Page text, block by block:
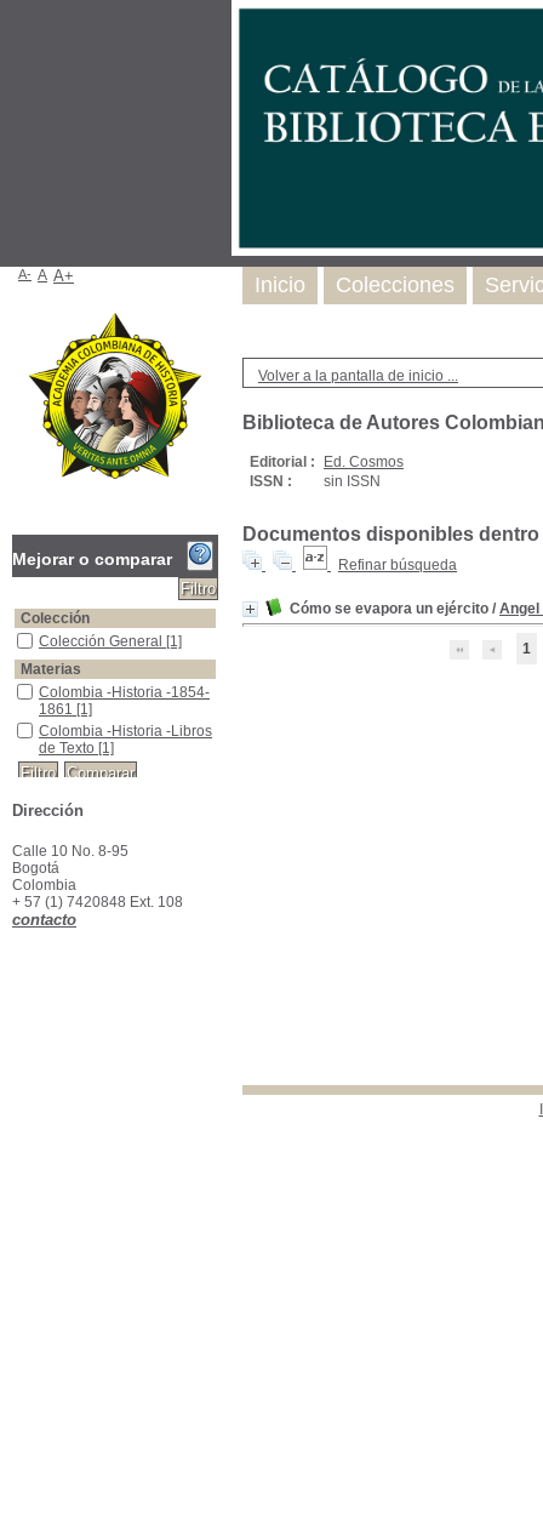
Volver a la pantalla de inicio ...
Biblioteca de Autores
Editorial :
Ed. Cosmos
ISSN :
sin ISSN
Documentos disponibles
Refinar búsqueda
Cómo se evapora un ejército / Angel
1
Inicio Colecciones
A- A A+
Mejorar o comparar
Colección
Colección General
Colección General [1]
Materias
Colombia -Historia -1854-1861
Colombia -Historia -1854-
1861 [1]
Colombia -Historia -Libros de Texto
Colombia -Historia -Libros
de Texto [1]
Dirección
Calle 10 No. 8-95
Bogotá
Colombia
+ 57 (1) 7420848 Ext. 108
contacto